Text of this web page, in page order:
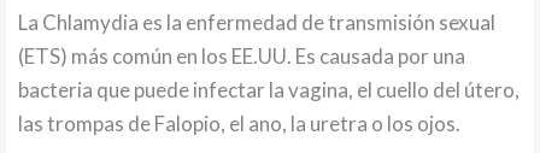
La Chlamydia es la enfermedad de transmisión sexual
(ETS) más común en los EE.UU. Es causada por una
bacteria que puede infectar la vagina, el cuello del útero,
las trompas de Falopio, el ano, la uretra o los ojos.